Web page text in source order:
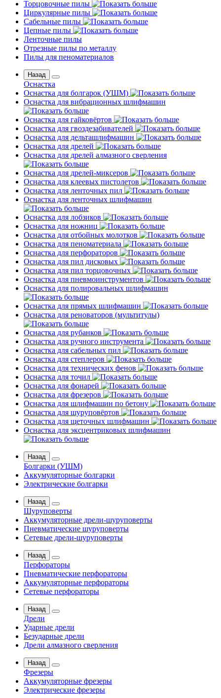
Торцовочные пилы
Циркулярные пилы
Сабельные пилы
Цепные пилы
Ленточные пилы
Отрезные пилы по металлу
Пилы для пеноматериалов
Назад
Оснастка
Оснастка для болгарок (УШМ)
Оснастка для вибрационных шлифмашин
Оснастка для гайковёртов
Оснастка для гвоздезабивателей
Оснастка для дельташлифмашин
Оснастка для дрелей
Оснастка для дрелей алмазного сверления
Оснастка для дрелей-миксеров
Оснастка для клеевых пистолетов
Оснастка для ленточных пил
Оснастка для ленточных шлифмашин
Оснастка для лобзиков
Оснастка для ножниц
Оснастка для отбойных молотков
Оснастка для пеноматериала
Оснастка для перфораторов
Оснастка для пил дисковых
Оснастка для пил торцовочных
Оснастка для пневмоинструментов
Оснастка для полировальных шлифмашин
Оснастка для прямых шлифмашин
Оснастка для реноваторов (мультитулы)
Оснастка для рубанков
Оснастка для ручного инструмента
Оснастка для сабельных пил
Оснастка для степлеров
Оснастка для технических фенов
Оснастка для точил
Оснастка для фонарей
Оснастка для фрезеров
Оснастка для шлифмашин по бетону
Оснастка для шуруповёртов
Оснастка для щеточных шлифмашин
Оснастка для эксцентриковых шлифмашин
Назад
Болгарки (УШМ)
Аккумуляторные болгарки
Электрические болгарки
Назад
Шуруповерты
Аккумуляторные дрели-шуруповерты
Пневматические шуруповерты
Сетевые дрели-шуруповерты
Назад
Перфораторы
Пневматические перфораторы
Аккумуляторные перфораторы
Сетевые перфораторы
Назад
Дрели
Ударные дрели
Безударные дрели
Дрели алмазного сверления
Назад
Фрезеры
Аккумуляторные фрезеры
Электрические фрезеры